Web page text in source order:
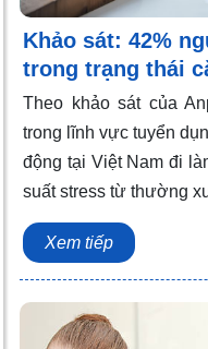
Khảo sát: 42%
trong trạng thái
Theo khảo sát của
trong lĩnh vực tuyển
động tại Việt Nam đi
suất stress từ thường
Xem tiếp